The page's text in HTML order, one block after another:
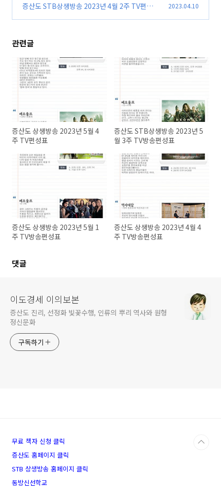
성표 (12)
증산도 STB상생방송 2023년 4월 2주 TV편성표 2023.04.10
관련글
증산도 상생방송 2023년 5월 4
주 TV편성표
증산도 STB상생방송 2023년 5
월 3주 TV방송편성표
증산도 상생방송 2023년 5월 1
주 TV방송편성표
증산도 상생방송 2023년 4월 4
주 TV방송편성표
댓글
이도경세 이의보본
증산도 진리, 선정화 빛꽃수행, 인류의 뿌리 역사와 원형
정신문화
구독하기
무료 책자 신청 클릭
증산도 홈페이지 클릭
STB 상생방송 홈페이지 클릭
동방신선학교